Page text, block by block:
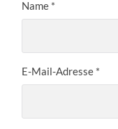
Name *
E-Mail-Adresse *